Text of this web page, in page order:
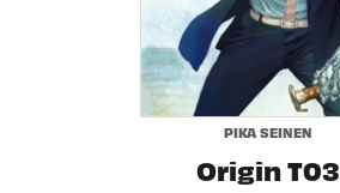
PIKA SEINEN
Origin T03